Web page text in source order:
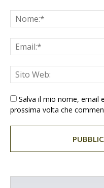
Salva il mio nome, email
prossima volta che